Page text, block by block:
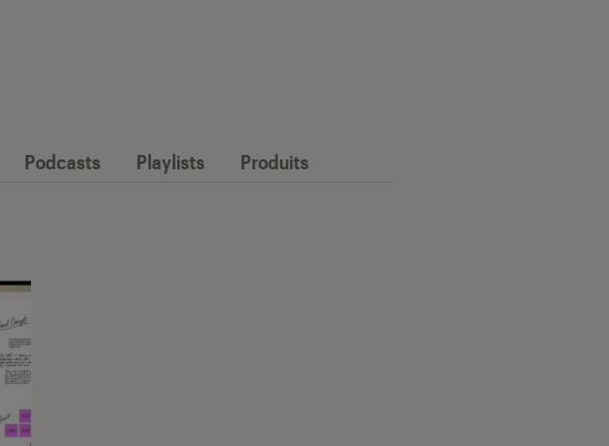
Podcasts Playlists Produits